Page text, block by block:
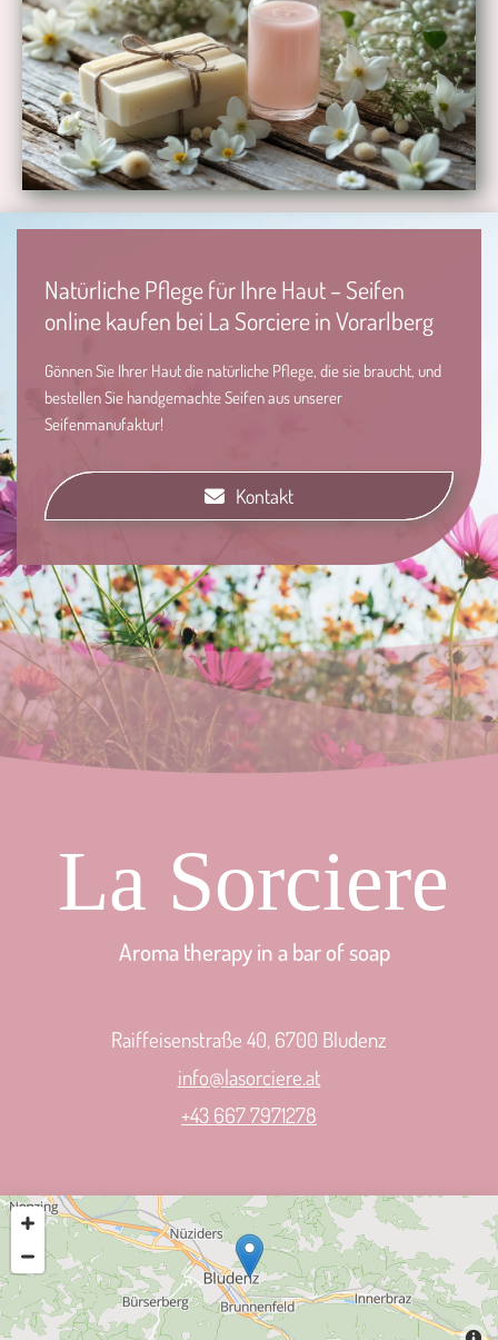
Natürliche Pflege für Ihre Haut – Seifen
online kaufen bei La Sorciere in Vorarlberg
Gönnen Sie Ihrer Haut die natürliche Pflege, die sie braucht, und
bestellen Sie handgemachte Seifen aus unserer
Seifenmanufaktur!
Kontakt
Aroma therapy in a bar of soap
Raiffeisenstraße 40, 6700 Bludenz
info@lasorciere.at
+43 667 7971278